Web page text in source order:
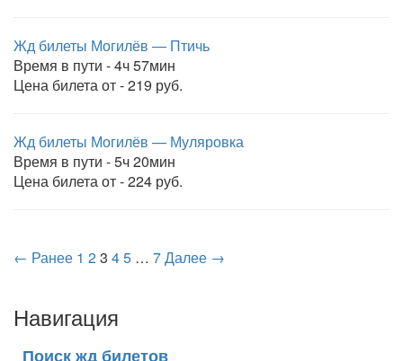
Жд билеты Могилёв — Птичь
Время в пути - 4ч 57мин
Цена билета от - 219 руб.
Жд билеты Могилёв — Муляровка
Время в пути - 5ч 20мин
Цена билета от - 224 руб.
← Ранее 1 23 45 … 7Далее →
Навигация
Поиск жд билетов